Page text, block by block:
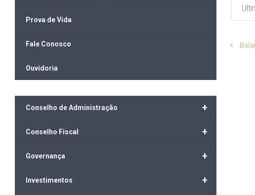
Prova de Vida
Fale Conosco
Ouvidoria
+
Conselho de Administração
+
Conselho Fiscal
+
Governança
+
Investimentos